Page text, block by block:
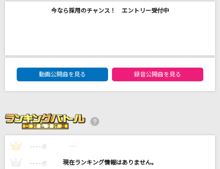
[生音]水平線
カンザキイオリ
[生音]春の歌
今なら採用のチャンス！ エントリー受付中
DAM★ともボーカルエントリーランキング
動画公開曲を見る
録音公開曲を見る
1 ---- 点 ----
---- 点 ----